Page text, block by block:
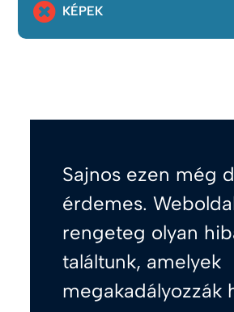
KÉPEK
Sajnos ezen még
érdemes.
rengeteg olyan
találtunk, amelyek
megakadályozzák